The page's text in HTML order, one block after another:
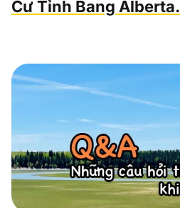
Cư Tỉnh Bang Alberta.